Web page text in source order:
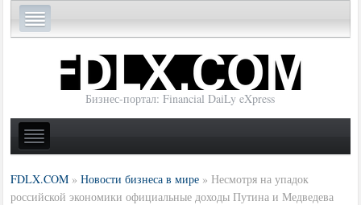
Бизнес-портал: Financial DaiLy eXpress
FDLX.COM »Новости бизнеса в мире »Несмотря на упадок
российской экономики официальные доходы Путина и Медведева